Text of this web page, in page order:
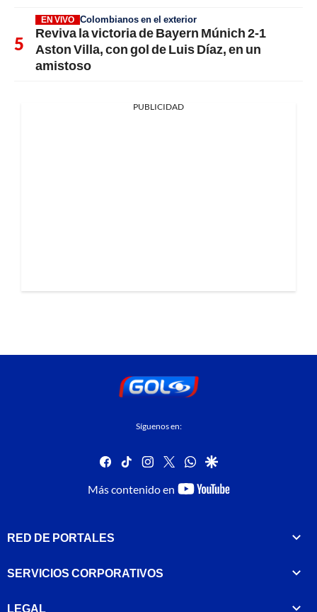
EN VIVO Colombianos en el exterior
Reviva la victoria de Bayern Múnich 2-1
Aston Villa, con gol de Luis Díaz, en un
amistoso
PUBLICIDAD
Síguenos en:
facebook
tiktok instagram
twitterwhatsapp
google
Más contenido en
youtube-
RED DE PORTALES
SERVICIOS CORPORATIVOS
LEGAL